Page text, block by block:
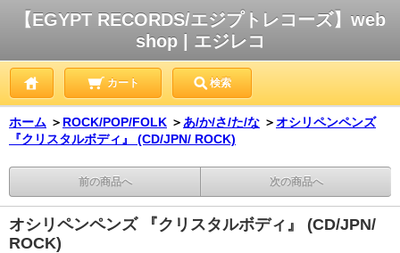
【EGYPT RECORDS/エジプトレコーズ】web
shop | エジレコ
カート 検索
ホーム ＞ ROCK/POP/FOLK ＞ あ/か/さ/た/な ＞オシリペンペンズ
『クリスタルボディ』 (CD/JPN/ ROCK)
前の商品へ 次の商品へ
オシリペンペンズ 『クリスタルボディ』 (CD/JPN/
ROCK)